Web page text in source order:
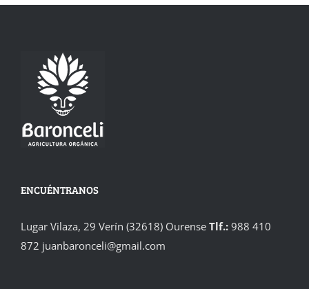
ENCUÉNTRANOS
Lugar Vilaza, 29 Verín (32618) Ourense Tlf.: 988 410
872 juanbaronceli@gmail.com